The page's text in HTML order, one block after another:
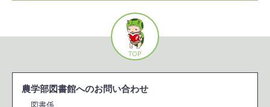
農学部図書館へのお問い合わせ
図書係
TOP